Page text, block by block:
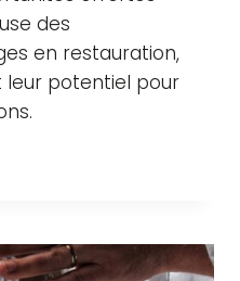
des
en restauration,
potentiel pour